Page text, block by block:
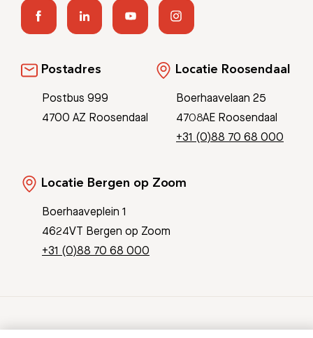
Postadres
Postbus 999
4700 AZ Roosendaal
Locatie Roosendaal
Boerhaavelaan 25
4708AE Roosendaal
+31 (0)88 70 68 000
Locatie Bergen op Zoom
Boerhaaveplein 1
4624VT Bergen op Zoom
+31 (0)88 70 68 000